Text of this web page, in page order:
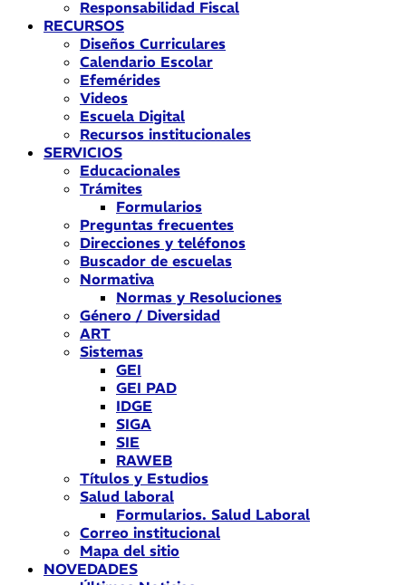
Responsabilidad Fiscal
RECURSOS
Diseños Curriculares
Calendario Escolar
Efemérides
Videos
Escuela Digital
Recursos institucionales
SERVICIOS
Educacionales
Trámites
Formularios
Preguntas frecuentes
Direcciones y teléfonos
Buscador de escuelas
Normativa
Normas y Resoluciones
Género / Diversidad
ART
Sistemas
GEI
GEI PAD
IDGE
SIGA
SIE
RAWEB
Títulos y Estudios
Salud laboral
Formularios. Salud Laboral
Correo institucional
Mapa del sitio
NOVEDADES